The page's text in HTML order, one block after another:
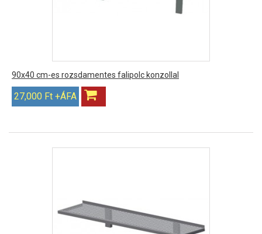
90x40 cm-es rozsdamentes falipolc konzollal
27,000 Ft +ÁFA